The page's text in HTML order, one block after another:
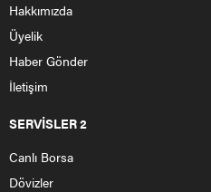
Hakkımızda
Üyelik
Haber Gönder
İletişim
SERVİSLER 2
Canlı Borsa
Dövizler